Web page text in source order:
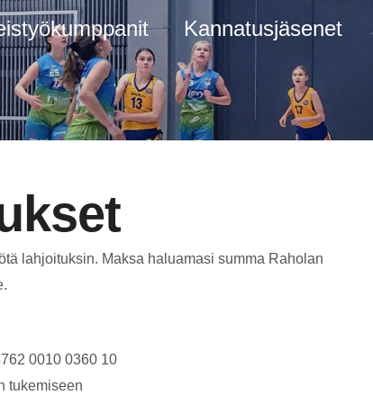
Kannatusjäsenet
lahjoituksin. Maksa haluamasi summa Raholan
0010 0360 10
tukemiseen